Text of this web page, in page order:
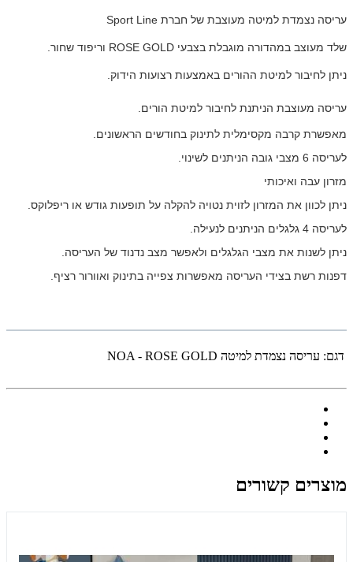
עריסה נצמדת למיטה מעוצבת של חברת Sport Line
שלד מעוצב במהדורה מוגבלת בצבעי ROSE GOLD וריפוד שחור.
ניתן לחיבור למיטת ההורים באמצעות רצועות הידוק.
עריסה מעוצבת הניתנת לחיבור למיטת הורים.
מאפשרת קרבה מקסימלית לתינוק בחודשים הראשונים.
לעריסה 6 מצבי גובה הניתנים לשינוי.
מזרון עבה ואיכותי
ניתן לכוון את המזרון לזוית נטויה להקלה על תופעות גודש או ריפלוקס.
לעריסה 4 גלגלים הניתנים לנעילה.
ניתן לשנות את מצבי הגלגלים ולאפשר מצב נדנוד של העריסה.
דפנות רשת בצידי העריסה מאפשרות צפייה בתינוק ואוורור רציף.
דגם: עריסה נצמדת למיטה NOA - ROSE GOLD
מוצרים קשורים